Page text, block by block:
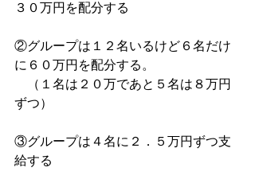
３０万円を配分する
②グループは１２名いるけど６名だけ
に６０万円を配分する。
（１名は２０万であと５名は８万円
ずつ）
③グループは４名に２．５万円ずつ支
給する